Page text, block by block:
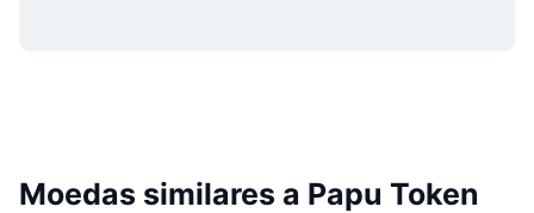
Moedas similares a Papu Token